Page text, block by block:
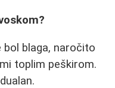
bol blaga, naročito
toplim peškirom.